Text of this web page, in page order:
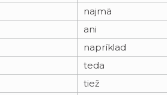
najmä
ani
napríklad
teda
tiež